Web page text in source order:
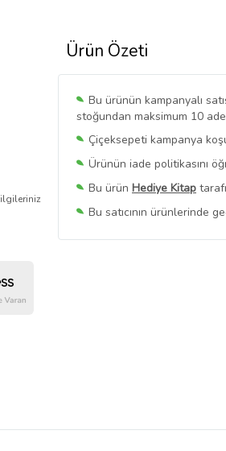
Ürün Özeti
Bu ürünün kampanyalı
stoğundan maksimum 10
Çiçeksepeti kampanya
Ürünün iade politikasını
Bu ürün Hediye Kitap
Bu satıcının ürünlerinde
Bu SatıcınınTüm